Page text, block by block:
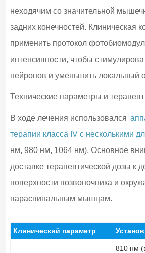
неходячим со значительной
задних конечностей. Клиническая
применить протокол
интенсивности, чтобы
нейронов и уменьшить локальный
Технические параметры и
В ходе лечения использовался
терапии класса IV с несколькими
нм, 980 нм, 1064 нм). Основное
доставке терапевтической дозы к
поверхности позвоночника и
параспинальным мышцам.
Клинический параметр
810 нм